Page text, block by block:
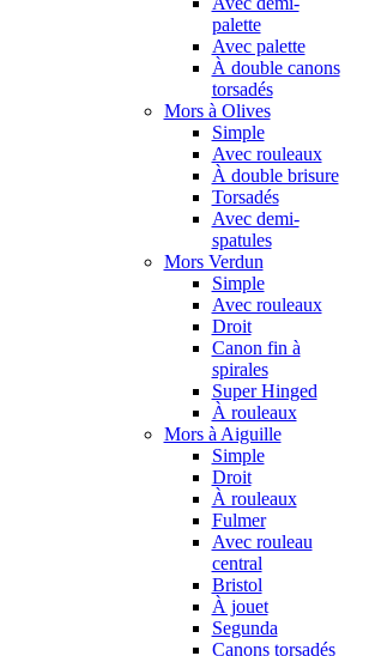
palette
Avec palette
À double canons
torsadés
Mors à Olives
Simple
Avec rouleaux
À double brisure
Torsadés
Avec demi-
spatules
Mors Verdun
Simple
Avec rouleaux
Droit
Canon fin à
spirales
Super Hinged
À rouleaux
Mors à Aiguille
Simple
Droit
À rouleaux
Fulmer
Avec rouleau
central
Bristol
À jouet
Segunda
Canons torsadés